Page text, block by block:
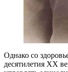
Однако со
десятилетия ХХ